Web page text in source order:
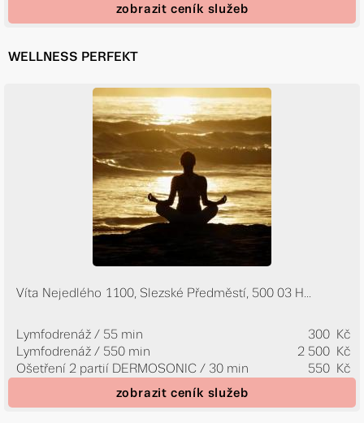
zobrazit ceník služeb
WELLNESS PERFEKT
Víta Nejedlého 1100, Slezské Předměstí, 500 03 H...
Lymfodrenáž / 55 min
300 Kč
Lymfodrenáž / 550 min
2 500 Kč
Ošetření 2 partií DERMOSONIC / 30 min
550 Kč
zobrazit ceník služeb